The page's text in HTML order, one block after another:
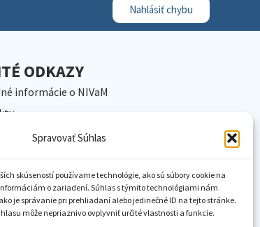
Spravovať Súhlas
skúseností používame technológie, ako sú súbory cookie na
o zariadení. Súhlas s týmito technológiami nám
je správanie pri prehliadaní alebo jedinečné ID na tejto stránke.
môže nepriaznivo ovplyvniť určité vlastnosti a funkcie.
Nahlásiť chybu
ODKAZY
informácie o NIVaM
NIVaM
inštitúcie